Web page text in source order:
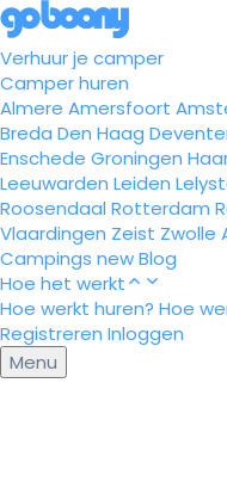
Verhuur je camper
Camper huren
Almere Amersfoort
Breda Den Haag
Enschede Groningen
Leeuwarden Leiden
Roosendaal Rotterdam
Vlaardingen Zeist Zwolle
Campings newBlog
Hoe het werkt
Hoe werkt huren? Hoe
Registreren Inloggen
Menu